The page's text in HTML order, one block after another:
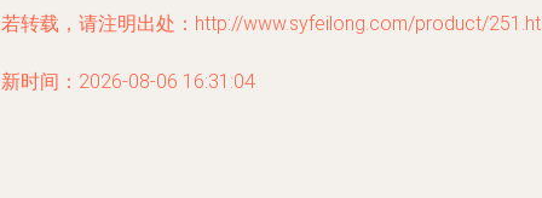
转载，请注明出处：http://www.syfeilong.com/product/
时间：2026-08-06 16:31:04